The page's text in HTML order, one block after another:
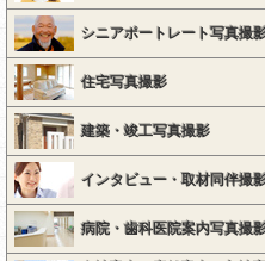
シニアポートレート写真撮
住宅写真撮影
建築・竣工写真撮影
インタビュー・取材同伴撮
病院・歯科医院案内写真撮